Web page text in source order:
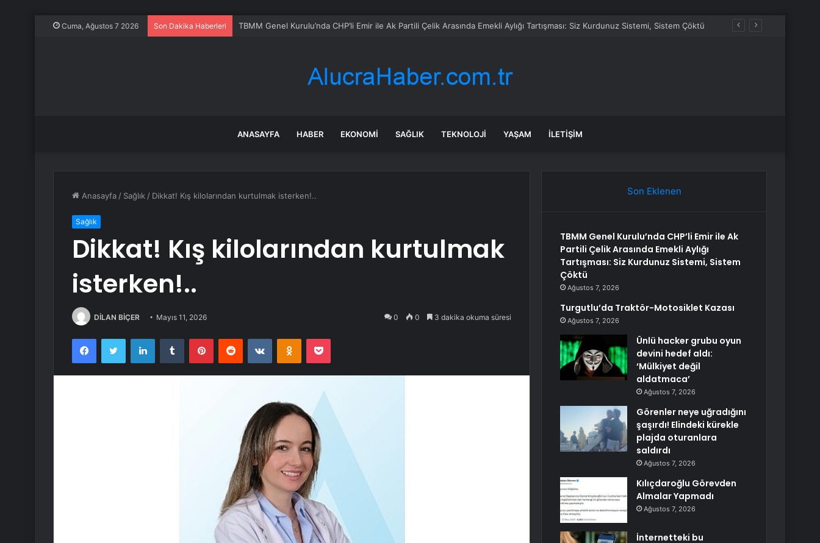
Cuma, Ağustos 7 2026 Son Dakika Haberleri TBMM Genel Kurulu’nda CHP’li Emir ile Ak Partili Çelik Arasında Emekli Aylığı Tartışması: Siz Kurdunuz Sistemi, Sistem Çöktü
ANASAYFA HABER EKONOMI SAĞLIK TEKNOLOJI YAŞAM İLETIŞIM
Anasayfa / Sağlık / Dikkat! Kış kilolarından kurtulmak isterken!..
Sağlık
Dikkat! Kış kilolarından kurtulmak
isterken!..
DİLAN BİÇER Mayıs 11, 2026 0 0 3 dakika okuma süresi
FacebookTwitter LinkedInTumblr PinterestReddit VKontakteOdnoklassniki
Pocket
Son Eklenen
TBMM Genel Kurulu’nda CHP’li Emir ile Ak
Partili Çelik Arasında Emekli Aylığı
Tartışması: Siz Kurdunuz Sistemi, Sistem
Çöktü
Ağustos 7, 2026
Turgutlu’da Traktör-Motosiklet Kazası
Ağustos 7, 2026
Ünlü hacker grubu oyun
devini hedef aldı:
‘Mülkiyet değil
aldatmaca’
Ağustos 7, 2026
Görenler neye uğradığını
şaşırdı! Elindeki kürekle
plajda oturanlara
saldırdı
Ağustos 7, 2026
Kılıçdaroğlu Görevden
Almalar Yapmadı
Ağustos 7, 2026
İnternetteki bu